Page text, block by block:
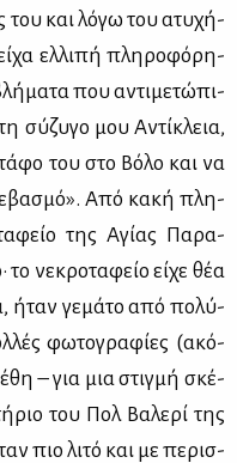
του και λό­γω του ατυ­χή­
ελ­λι­πή πλη­ρο­φό­ρη­
που αντι­με­τώ­πι­
σύ­ζυ­γο μου Αντί­κλεια,
του στο Βό­λο και να
Από κα­κή πλη­
της Αγί­ας Πα­ρα­
νε­κρο­τα­φείο εί­χε θέα
ήταν γε­μά­το από πο­λύ­
φω­το­γρα­φί­ες (ακό­
– για μια στιγ­μή σκέ­
του Πολ Βα­λε­ρί της
πιο λι­τό και με πε­ρισ­